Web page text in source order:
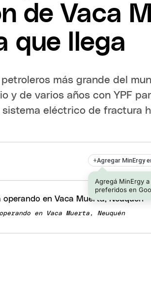
de Vaca
que llega
más grande del
y de varios años con YPF
eléctrico de fractura
+Agregar MinErgy
Agregá MinErgy
preferidos en
en Vaca Muerta, Neuquén